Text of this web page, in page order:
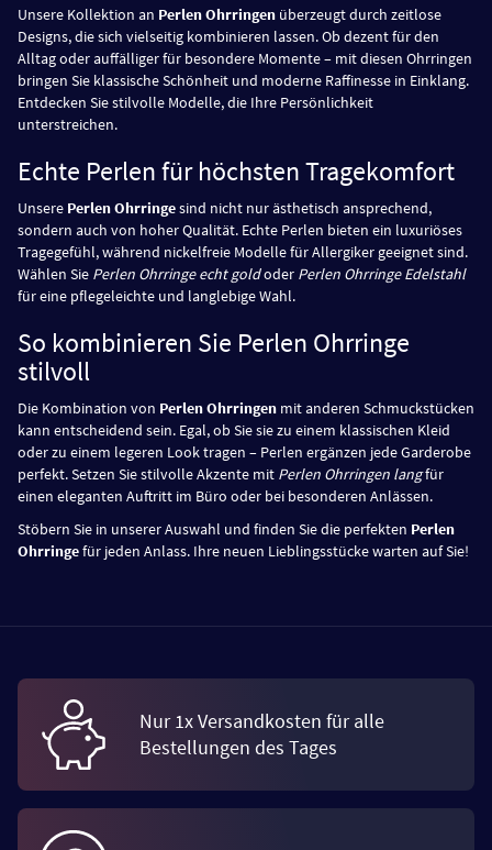
Unsere Kollektion an Perlen Ohrringen überzeugt durch zeitlose
Designs, die sich vielseitig kombinieren lassen. Ob dezent für den
Alltag oder auffälliger für besondere Momente – mit diesen Ohrringen
bringen Sie klassische Schönheit und moderne Raffinesse in Einklang.
Entdecken Sie stilvolle Modelle, die Ihre Persönlichkeit
unterstreichen.
Echte Perlen für höchsten Tragekomfort
Unsere Perlen Ohrringesind nicht nur ästhetisch ansprechend,
sondern auch von hoher Qualität. Echte Perlen bieten ein luxuriöses
Tragegefühl, während nickelfreie Modelle für Allergiker geeignet sind.
Wählen Sie Perlen Ohrringe echt goldoder Perlen Ohrringe Edelstahl
für eine pflegeleichte und langlebige Wahl.
So kombinieren Sie Perlen Ohrringe
stilvoll
Die Kombination von Perlen Ohrringen mit anderen Schmuckstücken
kann entscheidend sein. Egal, ob Sie sie zu einem klassischen Kleid
oder zu einem legeren Look tragen – Perlen ergänzen jede Garderobe
perfekt. Setzen Sie stilvolle Akzente mit Perlen Ohrringen langfür
einen eleganten Auftritt im Büro oder bei besonderen Anlässen.
Stöbern Sie in unserer Auswahl und finden Sie die perfekten Perlen
Ohrringefür jeden Anlass. Ihre neuen Lieblingsstücke warten auf Sie!
Nur 1x Versandkosten für alle
Bestellungen des Tages